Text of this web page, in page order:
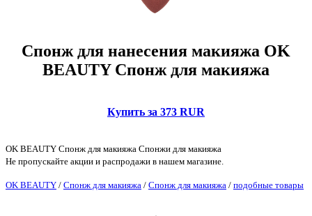
Спонж для нанесения макияжа OK
BEAUTY Спонж для макияжа
Купить за 373 RUR
OK BEAUTY Спонж для макияжа Спонжи для макияжа
Не пропускайте акции и распродажи в нашем магазине.
OK BEAUTY / Спонж для макияжа / Спонж для макияжа / подобные товары